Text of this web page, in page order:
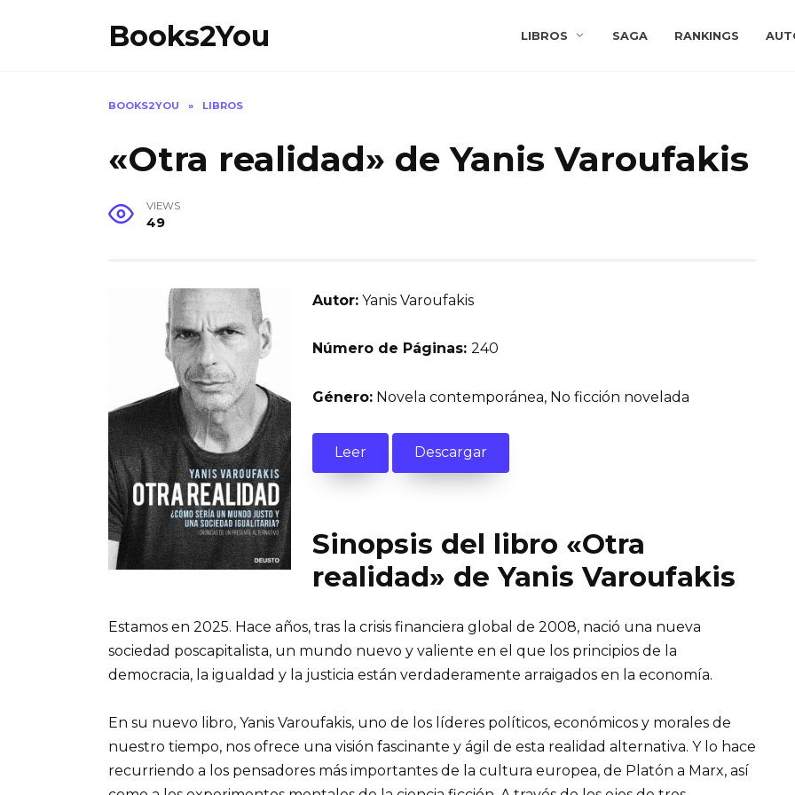
Books2You LIBROS SAGA RANKINGS
BOOKS2YOU » LIBROS
«Otra realidad» de Yanis Varoufakis
VIEWS
49
Autor: Yanis Varoufakis
Número de Páginas: 240
Género: Novela contemporánea, No ficción novelada
Leer Descargar
Sinopsis del libro «Otra
realidad» de Yanis Varoufakis
Estamos en 2025. Hace años, tras la crisis financiera global de 2008, nació una nueva
sociedad poscapitalista, un mundo nuevo y valiente en el que los principios de la
democracia, la igualdad y la justicia están verdaderamente arraigados en la economía.
En su nuevo libro, Yanis Varoufakis, uno de los líderes políticos, económicos y morales de
nuestro tiempo, nos ofrece una visión fascinante y ágil de esta realidad alternativa. Y lo hace
recurriendo a los pensadores más importantes de la cultura europea, de Platón a Marx, así